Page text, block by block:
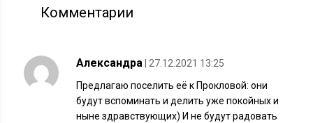
Комментарии
Александра
| 27.12.2021 13:25
Предлагаю поселить её к Прокловой: они
будут вспоминать и делить уже покойных и
ныне здравствующих) И не будут радовать